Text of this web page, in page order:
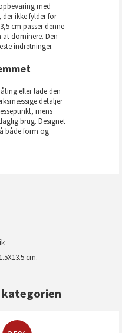
med
ikke fylder for
cm passer denne
at dominere. Den
indretninger.
eller lade den
detaljer
mens
brug. Designet
både form og
cm.
kategorien